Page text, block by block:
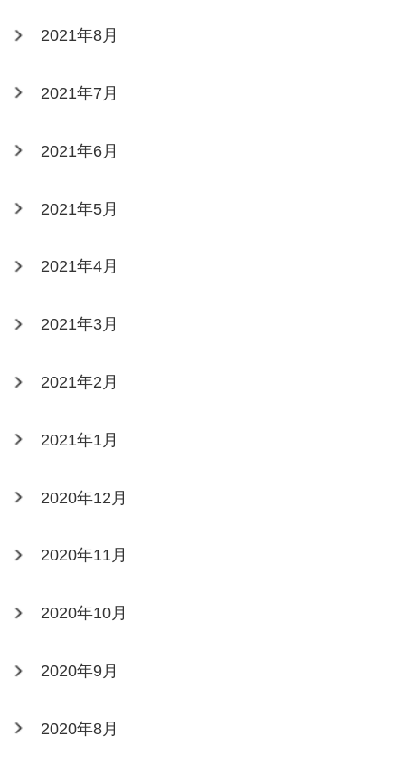
2021年8月
2021年7月
2021年6月
2021年5月
2021年4月
2021年3月
2021年2月
2021年1月
2020年12月
2020年11月
2020年10月
2020年9月
2020年8月